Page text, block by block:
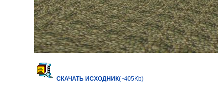
СКАЧАТЬ ИСХОДНИК(~405Kb)